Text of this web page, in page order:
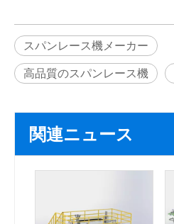
スパンレース機メーカー
高品質のスパンレース機
関連ニュース